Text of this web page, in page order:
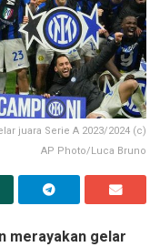
juara Serie A 2023/2024 (c)
AP Photo/Luca Bruno
merayakan gelar